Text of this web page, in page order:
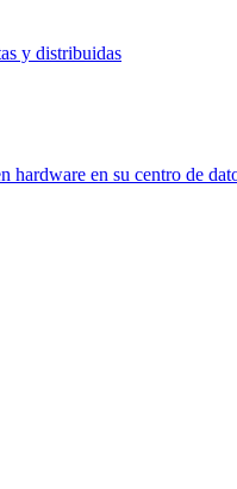
y distribuidas
hardware en su centro de